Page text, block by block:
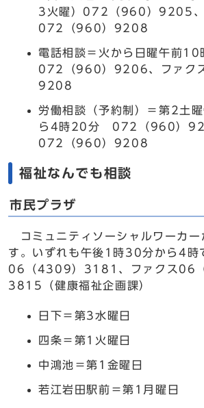
3火曜）072（960）9205、
072（960）9208
電話相談＝火から日曜午前
072（960）9206、ファク
9208
労働相談（予約制）＝第2土
ら4時20分 072（960）
072（960）9208
福祉なんでも相談
市民プラザ
コミュニティソーシャルワーカー
す。いずれも午後1時30分から4
06（4309）3181、ファクス06
3815（健康福祉企画課）
日下＝第3水曜日
四条＝第1火曜日
中鴻池＝第1金曜日
若江岩田駅前＝第1月曜日